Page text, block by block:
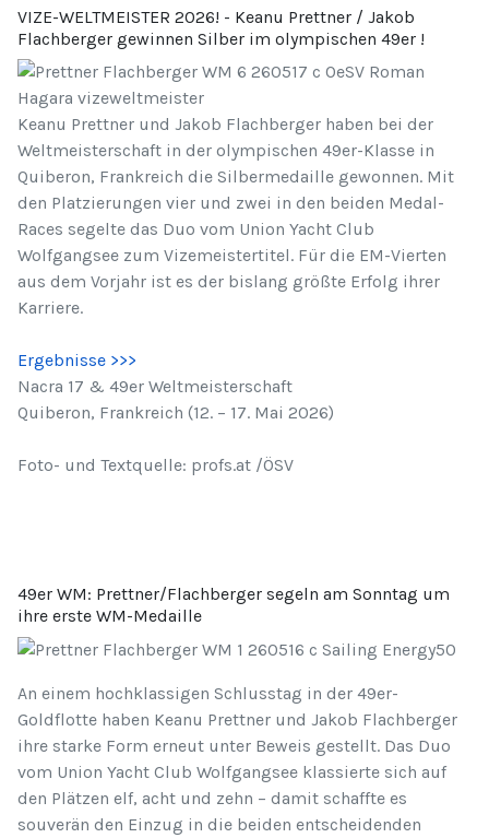
VIZE-WELTMEISTER 2026! - Keanu Prettner / Jakob
Flachberger gewinnen Silber im olympischen 49er !
Keanu Prettner und Jakob Flachberger haben bei der
Weltmeisterschaft in der olympischen 49er-Klasse in
Quiberon, Frankreich die Silbermedaille gewonnen. Mit
den Platzierungen vier und zwei in den beiden Medal-
Races segelte das Duo vom Union Yacht Club
Wolfgangsee zum Vizemeistertitel. Für die EM-Vierten
aus dem Vorjahr ist es der bislang größte Erfolg ihrer
Karriere.
Ergebnisse >>>
Nacra 17 & 49er Weltmeisterschaft
Quiberon, Frankreich (12. – 17. Mai 2026)
Foto- und Textquelle: profs.at /ÖSV
49er WM: Prettner/Flachberger segeln am Sonntag um
ihre erste WM-Medaille
An einem hochklassigen Schlusstag in der 49er-
Goldflotte haben Keanu Prettner und Jakob Flachberger
ihre starke Form erneut unter Beweis gestellt. Das Duo
vom Union Yacht Club Wolfgangsee klassierte sich auf
den Plätzen elf, acht und zehn – damit schaffte es
souverän den Einzug in die beiden entscheidenden